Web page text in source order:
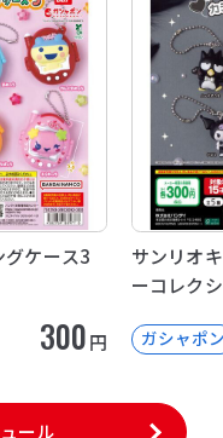
グケース3
300円
サンリオ
ーコレク
ガシャポン
ール